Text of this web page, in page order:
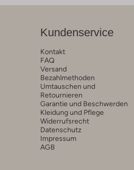
Kundenservice
Kontakt
FAQ
Versand
Bezahlmethoden
Umtauschen und
Retournieren
Garantie und Beschwerden
Kleidung und Pflege
Widerrufsrecht
Datenschutz
Impressum
AGB